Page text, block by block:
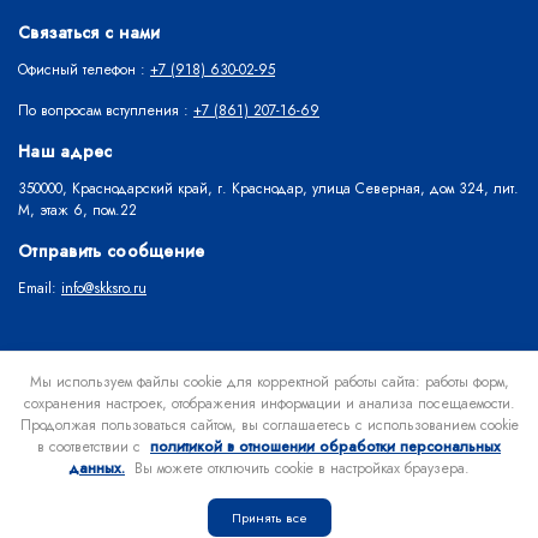
Связаться с нами
Офисный телефон : +7 (918) 630-02-95
По вопросам вступления : +7 (861) 207-16-69
Наш адрес
350000, Краснодарский край, г. Краснодар, улица Северная, дом 324, лит.
М, этаж 6, пом.22
Отправить сообщение
Email: info@skksro.ru
Об Ассоциации Вступить в Ассоциацию
Раскрытие информации
Членам Ассоциации
Контакты
© All rights reserved. 2021 - 2026.
Политика в отношении обработки
персональных данных
Мы используем файлы cookie для корректной работы сайта: работы форм,
сохранения настроек, отображения информации и анализа посещаемости.
Продолжая пользоваться сайтом, вы соглашаетесь с использованием cookie
в соответствии с политикой в отношении обработки персональных
данных. Вы можете отключить cookie в настройках браузера.
Принять все